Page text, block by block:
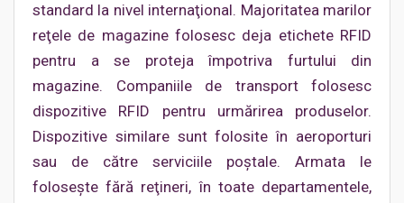
standard la nivel internaţional. Majoritatea marilor
reţele de magazine folosesc deja etichete RFID
pentru a se proteja împotriva furtului din
magazine. Companiile de transport folosesc
dispozitive RFID pentru urmărirea produselor.
Dispozitive similare sunt folosite în aeroporturi
sau de către serviciile poştale. Armata le
foloseşte fără reţineri, în toate departamentele,